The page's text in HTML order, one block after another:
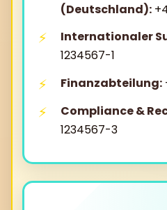
(Deutschland):
Internationaler
1234567-1
Finanzabteilung:
Compliance &
1234567-3